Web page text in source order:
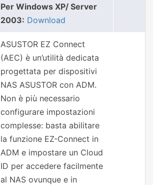
Per Windows XP/ Server
2003: Download
ASUSTOR EZ Connect
(AEC) è un’utilità dedicata
progettata per dispositivi
NAS ASUSTOR con ADM.
Non è più necessario
configurare impostazioni
complesse: basta abilitare
la funzione EZ-Connect in
ADM e impostare un Cloud
ID per accedere facilmente
al NAS ovunque e in